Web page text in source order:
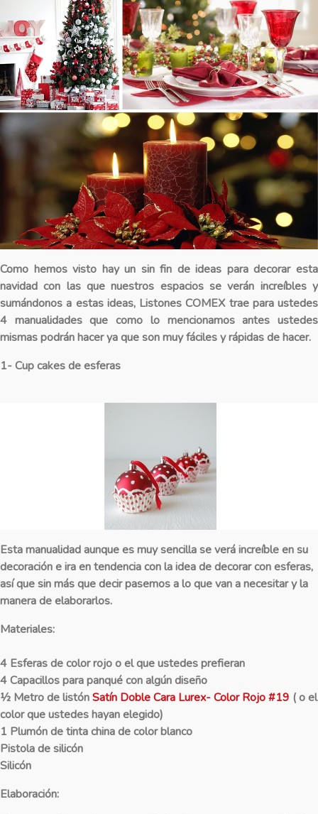
Como hemos visto hay un sin fin de ideas para decorar esta
navidad con las que nuestros espacios se verán increíbles y
sumándonos a estas ideas, Listones COMEX trae para ustedes
4 manualidades que como lo mencionamos antes ustedes
mismas podrán hacer ya que son muy fáciles y rápidas de hacer.
1- Cup cakes de esferas
Esta manualidad aunque es muy sencilla se verá increíble en su
decoración e ira en tendencia con la idea de decorar con esferas,
así que sin más que decir pasemos a lo que van a necesitar y la
manera de elaborarlos.
Materiales:
4 Esferas de color rojo o el que ustedes prefieran
4 Capacillos para panqué con algún diseño
½ Metro de listónSatín Doble Cara Lurex- Color Rojo #19 ( o el
color que ustedes hayan elegido)
1 Plumón de tinta china de color blanco
Pistola de silicón
Silicón
Elaboración: